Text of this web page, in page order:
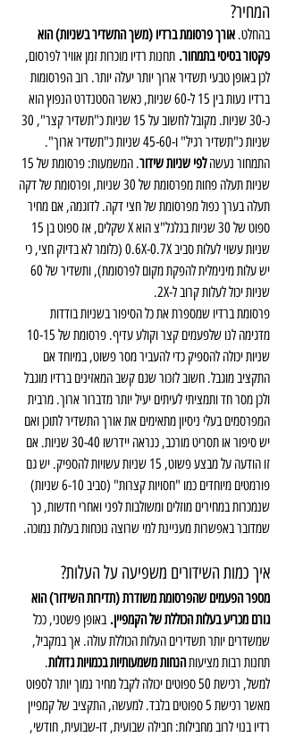
המחיר?
בהחלט. אורך פרסומת ברדיו (משך התשדיר בשניות) הוא
פקטור בסיסי בתמחור. תחנות רדיו מוכרות זמן אוויר לפרסום,
לכן באופן טבעי תשדיר ארוך יותר יעלה יותר. רוב הפרסומות
ברדיו נעות בין 15 ל-60 שניות, כאשר הסטנדרט הנפוץ הוא
שניות כ"תשדיר רגיל" ו-45-60 שניות כ"תשדיר ארוך".
התמחור נעשה לפי שניות שידור
שניות תעלה פחות מפרסומת של 30 שניות, ופרסומת של דקה
תעלה בערך כפול מפרסומת של חצי דקה. לדוגמה, אם מחיר
שניות עשוי לעלות סביב 0.6X-0.7X (כלומר לא בדיוק חצי, כי
שניות יכול לעלות קרוב ל-2X.
פרסומת ברדיו שמספרת את כל הסיפור בשניות בודדות
שניות יכולה להספיק כדי להעביר מסר פשוט, במיוחד אם
התקציב מוגבל. חשוב לזכור שגם קשב המאזינים ברדיו מוגבל
ולכן מסר חד ותמציתי לעיתים יעיל יותר מדברור ארוך. מרבית
המפרסמים בעלי ניסיון מתאימים את אורך התשדיר לתוכן ואם
יש סיפור או תסריט מורכב, כנראה יידרשו 30-40 שניות. אם
זו הודעה על מבצע פשוט, 15 שניות עשויות להספיק. יש גם
פורמטים מיוחדים כמו "חסויות קצרות" (סביב 6-10 שניות)
שנמכרות במחירים מוזלים ומשולבות לפני ואחרי חדשות, כך
שמדובר באפשרות מעניינת למי שרוצה נוכחות בעלות נמוכה.
איך כמות השידורים משפיעה על העלות?
מספר הפעמים שהפרסומת משודרת (תדירות השידור) הוא
גורם מכריע בעלות הכוללת של הקמפיין. באופן פשטני, ככל
שמשדרים יותר תשדירים העלות הכוללת עולה. אך במקביל,
תחנות רבות מציעות הנחות משמעותיות בכמויות גדולות.
למשל, רכישת 50 ספוטים יכולה לקבל מחיר נמוך יותר לספוט
מאשר רכישת 5 ספוטים בלבד. למעשה, התקציב של קמפיין
רדיו בנוי לרוב מחבילות: חבילה שבועית, דו-שבועית, חודשי,